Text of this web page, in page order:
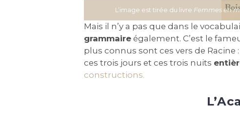
L’image est tirée du livre Femmes en
Mais il n’y a pas que dans le
grammaire également. C’est le
plus connus sont ces vers de Racine
ces trois jours et ces trois nuits
constructions.